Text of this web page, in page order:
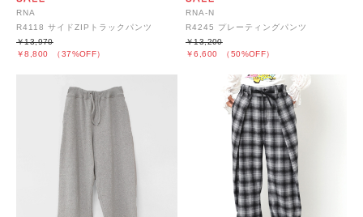
RNA
R4118 サイドZIPトラックパンツ
￥8,800 （37%OFF）
￥13,970
RNA-N
R4245 プレーティングパンツ
￥6,600 （50%OFF）
￥13,200